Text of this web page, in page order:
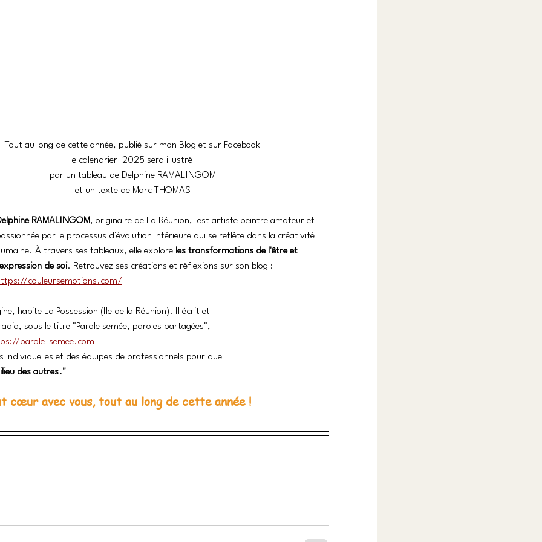
Tout au long de cette année, publié sur mon Blog et sur Facebook
le calendrier  2025 sera illustré
par un tableau de Delphine RAMALINGOM
et un texte de Marc THOMAS
RAMALINGOM, originaire de La Réunion,  est artiste peintre amateur et
par le processus d'évolution intérieure qui se reflète dans la créativité
À travers ses tableaux, elle explore les transformations de l'être et
de soi. Retrouvez ses créations et réflexions sur son blog :
couleursemotions.com/
habite La Possession (Ile de la Réunion). Il écrit et
sous le titre "Parole semée, paroles partagées",
parole-semee.com
individuelles et des équipes de professionnels pour que
des autres."
cœur avec vous, tout au long de cette année !